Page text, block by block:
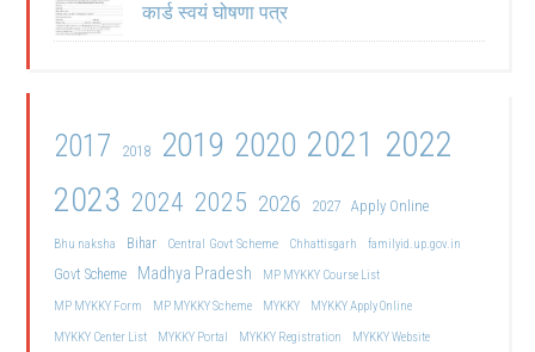
कार्ड स्वयं घोषणा पत्र
2017 2018 2019 2020 2021 2022
2023 2024 2025 2026 2027 Apply Online
Bhu naksha Bihar Central Govt Scheme Chhattisgarh familyid.up.gov.in
Govt Scheme Madhya Pradesh
MP MYKKY Course List
MP MYKKY Form
MP MYKKY Scheme MYKKY
MYKKY Apply Online
MYKKY Center List
MYKKY Portal MYKKY Registration
MYKKY Website